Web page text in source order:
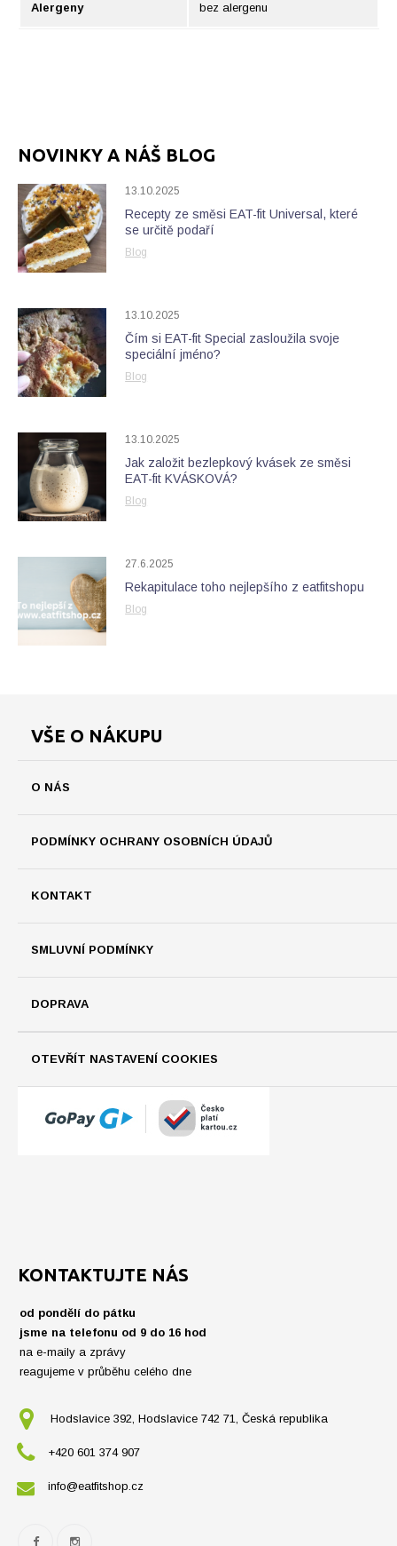
Alergeny bez alergenu
NOVINKY A NÁŠ BLOG
13.10.2025
Recepty ze směsi EAT-fit Universal, které
se určitě podaří
Blog
13.10.2025
Čím si EAT-fit Special zasloužila svoje
speciální jméno?
Blog
13.10.2025
Jak založit bezlepkový kvásek ze směsi
EAT-fit KVÁSKOVÁ?
Blog
27.6.2025
Rekapitulace toho nejlepšího z eatfitshopu
Blog
VŠE O NÁKUPU
O NÁS
PODMÍNKY OCHRANY OSOBNÍCH ÚDAJŮ
KONTAKT
SMLUVNÍ PODMÍNKY
DOPRAVA
OTEVŘÍT NASTAVENÍ COOKIES
KONTAKTUJTE NÁS
od pondělí do pátku
jsme na telefonu od 9 do 16 hod
na e-maily a zprávy
reagujeme v průběhu celého dne
Hodslavice 392, Hodslavice 742 71, Česká republika
+420 601 374 907
info@eatfitshop.cz